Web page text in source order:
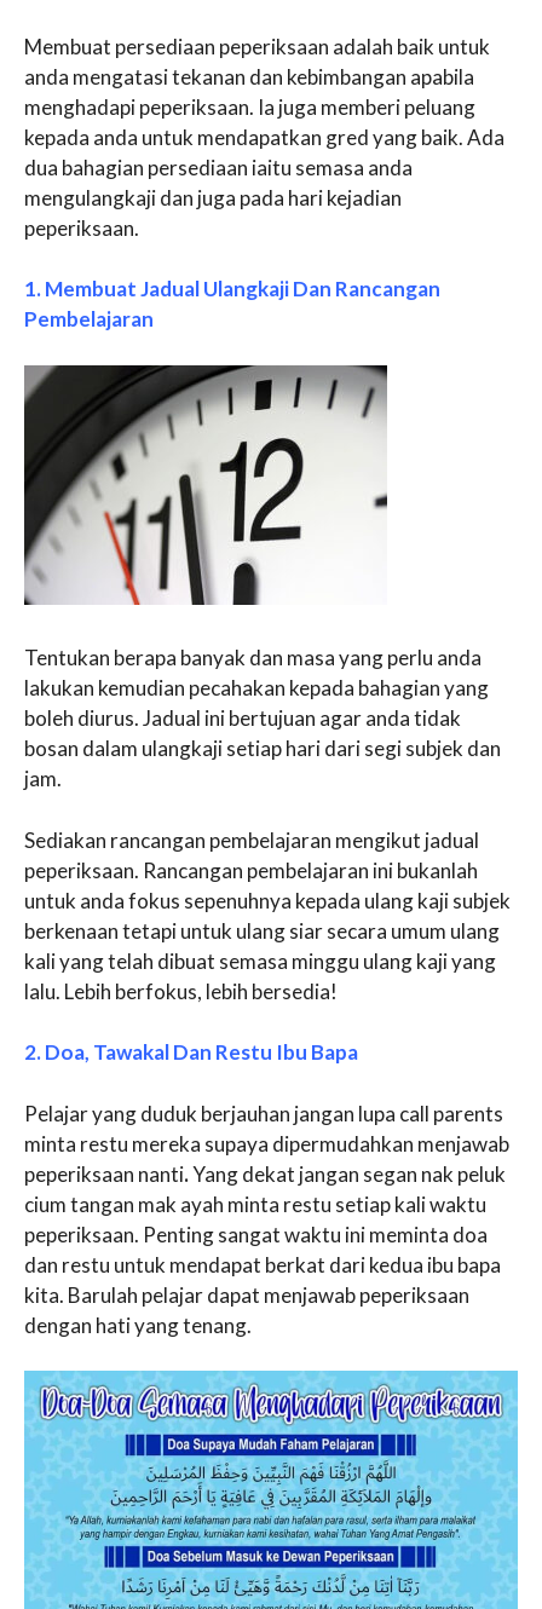
Membuat persediaan peperiksaan adalah baik untuk
anda mengatasi tekanan dan kebimbangan apabila
menghadapi peperiksaan. Ia juga memberi peluang
kepada anda untuk mendapatkan gred yang baik. Ada
dua bahagian persediaan iaitu semasa anda
mengulangkaji dan juga pada hari kejadian
peperiksaan.
1. Membuat Jadual Ulangkaji Dan Rancangan
Pembelajaran
Tentukan berapa banyak dan masa yang perlu anda
lakukan kemudian pecahakan kepada bahagian yang
boleh diurus. Jadual ini bertujuan agar anda tidak
bosan dalam ulangkaji setiap hari dari segi subjek dan
jam.
Sediakan rancangan pembelajaran mengikut jadual
peperiksaan. Rancangan pembelajaran ini bukanlah
untuk anda fokus sepenuhnya kepada ulang kaji subjek
berkenaan tetapi untuk ulang siar secara umum ulang
kali yang telah dibuat semasa minggu ulang kaji yang
lalu. Lebih berfokus, lebih bersedia!
2. Doa, Tawakal Dan Restu Ibu Bapa
Pelajar yang duduk berjauhan jangan lupa call parents
minta restu mereka supaya dipermudahkan menjawab
peperiksaan nanti.Yang dekat jangan segan nak peluk
cium tangan mak ayah minta restu setiap kali waktu
peperiksaan. Penting sangat waktu ini meminta doa
dan restu untuk mendapat berkat dari kedua ibu bapa
kita. Barulah pelajar dapat menjawab peperiksaan
dengan hati yang tenang.